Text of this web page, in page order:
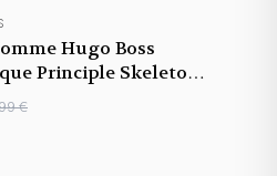
Hugo Boss
Principle Skeleton
bracelet maille
€